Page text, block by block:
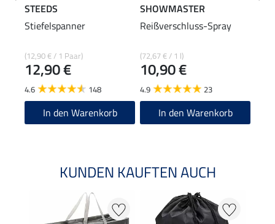
STEEDS
Stiefelspanner
(12,90 € / 1 Paar)
12,90 €
4.6 148
In den Warenkorb
SHOWMASTER
Reißverschluss-Spray
(72,67 € / 1 l)
10,90 €
4.9 23
In den Warenkorb
KUNDEN KAUFTEN AUCH